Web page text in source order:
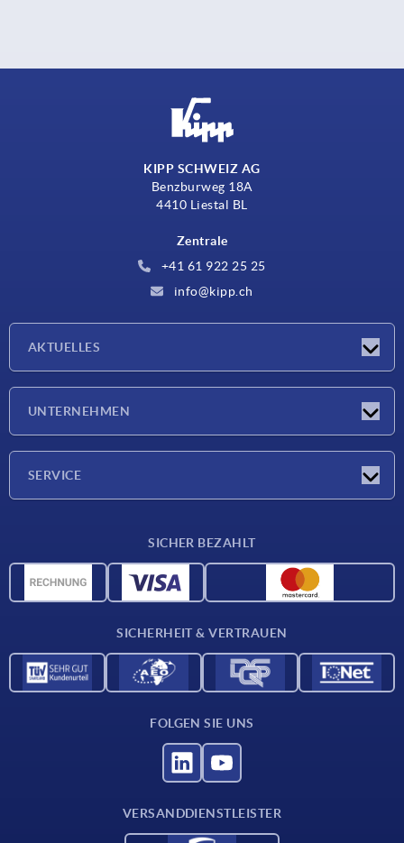
KIPP SCHWEIZ AG
Benzburweg 18A
4410 Liestal BL
Zentrale
+41 61 922 25 25
info@kipp.ch
AKTUELLES
UNTERNEHMEN
SERVICE
CAD-Daten
SICHER BEZAHLT
SICHERHEIT & VERTRAUEN
FOLGEN SIE UNS
VERSANDDIENSTLEISTER